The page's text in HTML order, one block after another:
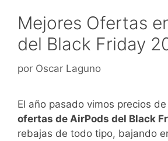
Mejores Ofertas
del Black Friday
por Oscar Laguno
El año pasado vimos precios
ofertas de AirPods del Black
rebajas de todo tipo, bajando